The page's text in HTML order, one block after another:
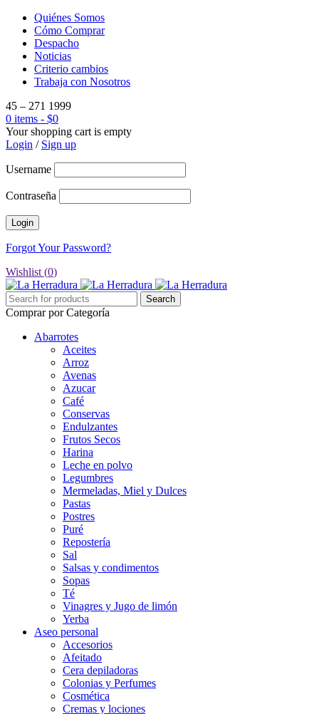
Quiénes Somos
Cómo Comprar
Despacho
Noticias
Criterio cambios
Trabaja con Nosotros
45 – 271 1999
0 items - $0
Your shopping cart is empty
Login / Sign up
Username
Contraseña
Forgot Your Password?
Wishlist (0)
Comprar por Categoría
Abarrotes
Aceites
Arroz
Avenas
Azucar
Café
Conservas
Endulzantes
Frutos Secos
Harina
Leche en polvo
Legumbres
Mermeladas, Miel y Dulces
Pastas
Postres
Puré
Repostería
Sal
Salsas y condimentos
Sopas
Té
Vinagres y Jugo de limón
Yerba
Aseo personal
Accesorios
Afeitado
Cera depiladoras
Colonias y Perfumes
Cosmética
Cremas y lociones